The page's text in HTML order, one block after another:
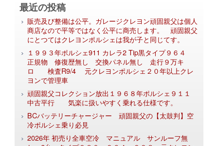
最近の投稿
販売及び整備は公平。ガレージクレヨン頑固親父は個人
商店なので平等ではなく公平に商売します。 頑固親父
にとつてはクレヨンポルシェは我が子と同じてす。
１９９３年ポルシェ911 カレラ2 Tip黒タイプ９６４
正規物 修復歴無し 交換パネル無し 走行９万キ
ロ 検査R9/4 元クレヨンポルシェ２０年以上クレ
ヨンで管理車
頑固親父コレクション放出１９６８年ポルシェ９１１
中古平行 気楽に扱いやすく乗れる仕様です。
BCバッテリーチャージャー 頑固親父の【太鼓判】空
冷ポルシェ乗り必見
2026年 初売り全車空冷 マニュアル サンルーフ無